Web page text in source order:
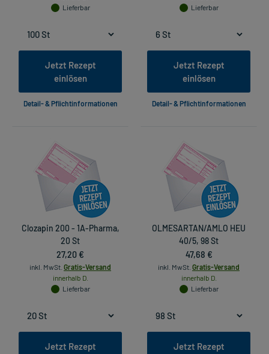
Lieferbar
Jetzt Rezept
einlösen
Detail- & Pflichtinformationen
Lieferbar
Jetzt Rezept
einlösen
Detail- & Pflichtinformationen
Clozapin 200 - 1A-Pharma,
20 St
27,20 €
inkl. MwSt. Gratis-Versand
innerhalb D.
Lieferbar
Jetzt Rezept
OLMESARTAN/AMLO HEU
40/5, 98 St
47,68 €
inkl. MwSt. Gratis-Versand
innerhalb D.
Lieferbar
Jetzt Rezept